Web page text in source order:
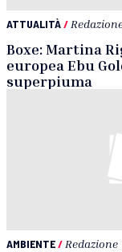
ATTUALITÀ/
Boxe: Martina
europea Ebu
superpiuma
AMBIENTE/ Redazione